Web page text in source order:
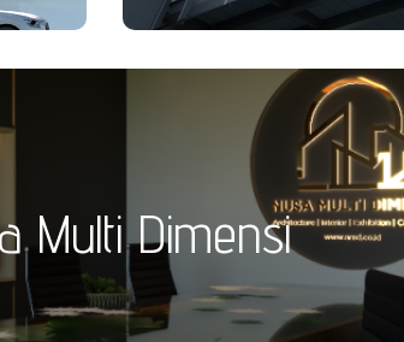
Multi Dimensi
Multi Dimensi
selesaikan bersama team arsitek yang
pekerjaan. Beberapa pekerjaan sudah kami
cukup baik di lapangan.